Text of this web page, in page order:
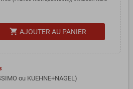
shopping_cart AJOUTER AU PANIER
ou KUEHNE+NAGEL)